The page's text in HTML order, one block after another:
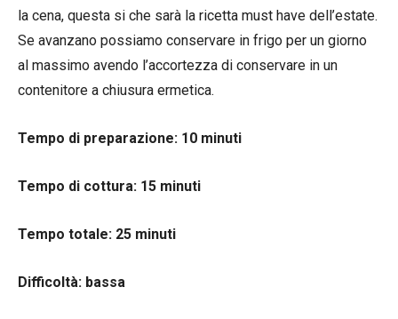
la cena, questa si che sarà la ricetta must have dell’estate.
Se avanzano possiamo conservare in frigo per un giorno
al massimo avendo l’accortezza di conservare in un
contenitore a chiusura ermetica.
Tempo di preparazione: 10 minuti
Tempo di cottura: 15 minuti
Tempo totale: 25 minuti
Difficoltà: bassa